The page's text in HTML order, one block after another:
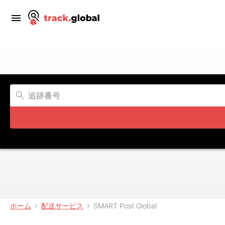
ホーム 配送サービス SMART Post Global